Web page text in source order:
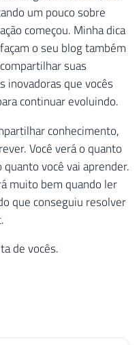
um pouco sobre
começou. Minha dica
o seu blog também
suas
inovadoras que vocês
continuar evoluindo.
conhecimento,
Você verá o quanto
você vai aprender.
muito bem quando ler
que conseguiu resolver
de vocês.